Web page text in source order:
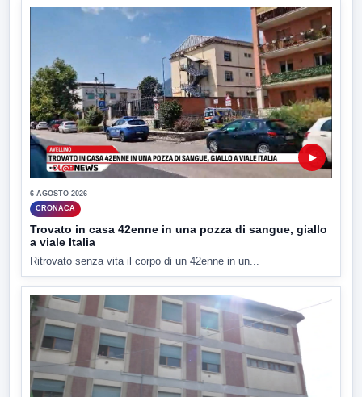
▶
6 AGOSTO 2026
CRONACA
Trovato in casa 42enne in una pozza di sangue, giallo
a viale Italia
Ritrovato senza vita il corpo di un 42enne in un...